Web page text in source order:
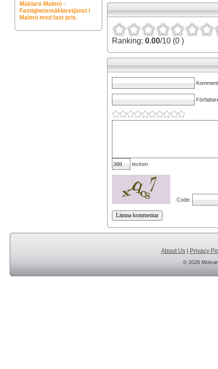
Mäklare Malmö -
Fastighetsmäklaretjänst i
Malmö med fast pris.
Ranking: 0.00/10 (0 )
tecken
Code:
About Us Privacy
© 2026